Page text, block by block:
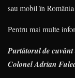
sau mobil în
Pentru mai multe
Purtătorul de
Colonel Adrian